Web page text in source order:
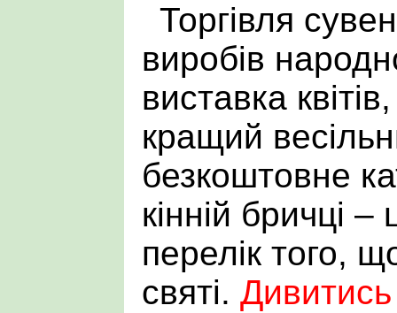
Торгівля
виробів
виставка
кращий
безкоштовне
кінній бричці
перелік того,
святі.